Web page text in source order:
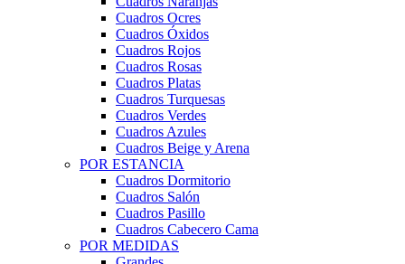
Cuadros Ocres
Cuadros Óxidos
Cuadros Rojos
Cuadros Rosas
Cuadros Platas
Cuadros Turquesas
Cuadros Verdes
Cuadros Azules
Cuadros Beige y Arena
POR ESTANCIA
Cuadros Dormitorio
Cuadros Salón
Cuadros Pasillo
Cuadros Cabecero Cama
POR MEDIDAS